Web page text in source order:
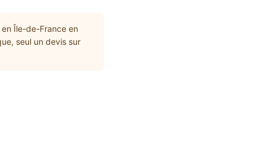
Île-de-France en
seul un devis sur